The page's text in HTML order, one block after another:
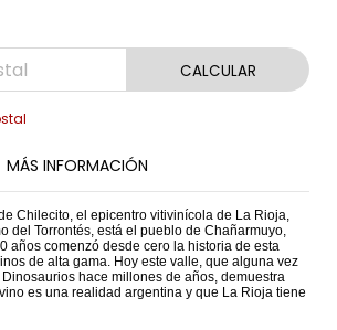
CALCULAR
MÁS INFORMACIÓN
Chilecito, el epicentro vitivinícola de La Rioja,
del Torrontés, está el pueblo de Chañarmuyo,
años comenzó desde cero la historia de esta
de alta gama. Hoy este valle, que alguna vez
hace millones de años, demuestra
es una realidad argentina y que La Rioja tiene